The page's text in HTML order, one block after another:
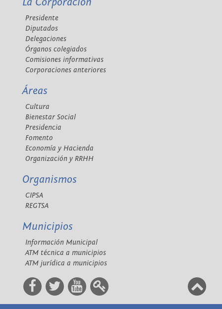
Presidente
Diputados
Delegaciones
Órganos colegiados
Comisiones informativas
Corporaciones anteriores
Áreas
Cultura
Bienestar Social
Presidencia
Fomento
Economía y Hacienda
Organización y RRHH
Organismos
CIPSA
REGTSA
Municipios
Información Municipal
ATM técnica a municipios
ATM jurídica a municipios